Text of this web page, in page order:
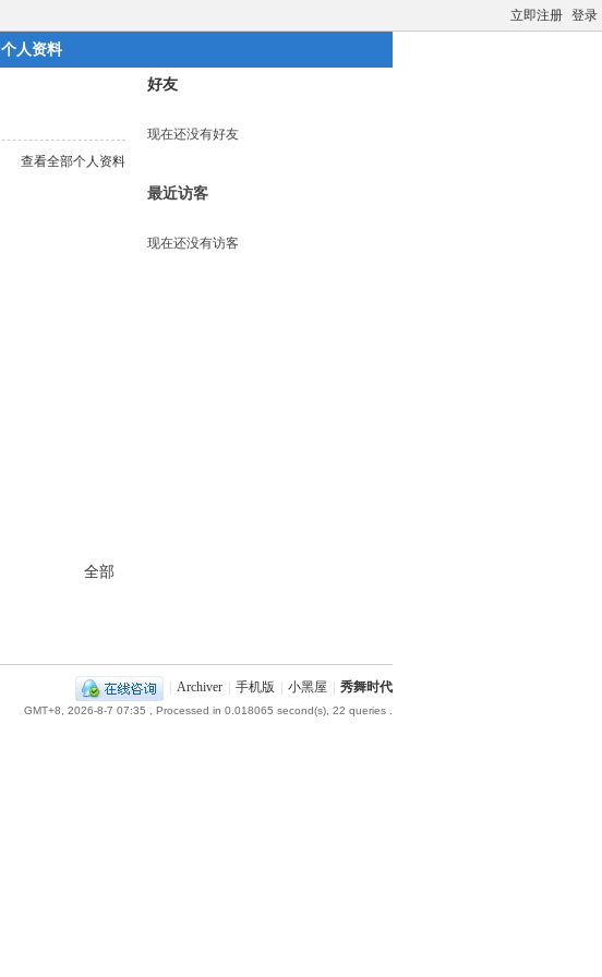
立即注册 登录
个人资料
查看全部个人资料
全部
好友
现在还没有好友
最近访客
现在还没有访客
Archiver 手机版 小黑屋 秀舞时代
GMT+8, 2026-8-7 07:35 , Processed in 0.018065 second(s), 22 queries .